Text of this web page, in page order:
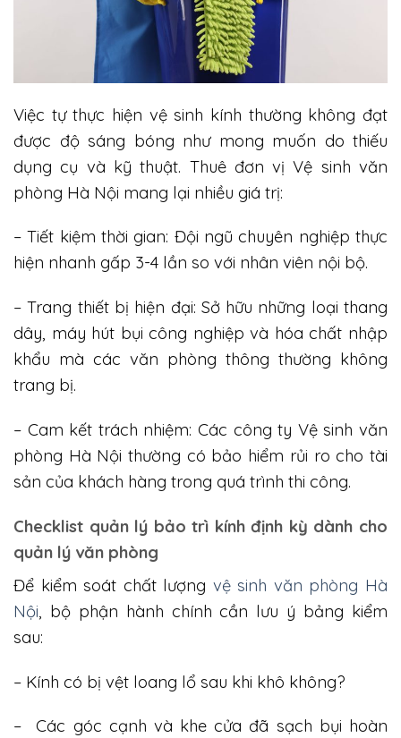
Việc tự thực hiện vệ sinh kính thường không đạt
được độ sáng bóng như mong muốn do thiếu
dụng cụ và kỹ thuật. Thuê đơn vị Vệ sinh văn
phòng Hà Nội mang lại nhiều giá trị:
– Tiết kiệm thời gian: Đội ngũ chuyên nghiệp thực
hiện nhanh gấp 3-4 lần so với nhân viên nội bộ.
– Trang thiết bị hiện đại: Sở hữu những loại thang
dây, máy hút bụi công nghiệp và hóa chất nhập
khẩu mà các văn phòng thông thường không
trang bị.
– Cam kết trách nhiệm: Các công ty Vệ sinh văn
phòng Hà Nội thường có bảo hiểm rủi ro cho tài
sản của khách hàng trong quá trình thi công.
Checklist quản lý bảo trì kính định kỳ dành cho
quản lý văn phòng
Để kiểm soát chất lượng vệ sinh văn phòng Hà
Nội, bộ phận hành chính cần lưu ý bảng kiểm
sau:
– Kính có bị vệt loang lổ sau khi khô không?
– Các góc cạnh và khe cửa đã sạch bụi hoàn